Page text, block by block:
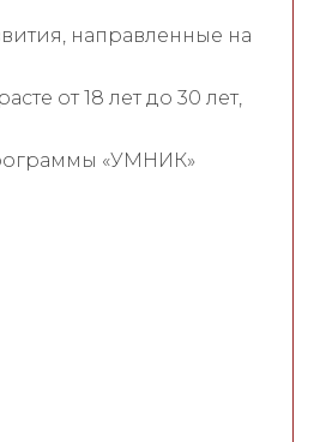
направленные на
от 18 лет до 30 лет,
«УМНИК»